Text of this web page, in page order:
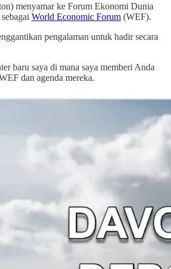
menyamar ke Forum Ekonomi Dunia
World Economic Forum (WEF).
pengalaman untuk hadir secara
baru saya di mana saya memberi Anda
dan agenda mereka.